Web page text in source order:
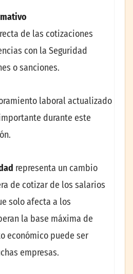
de las cotizaciones
con la Seguridad
o sanciones.
laboral actualizado
durante este
representa un cambio
de cotizar de los salarios
solo afecta a los
la base máxima de
económico puede ser
empresas.